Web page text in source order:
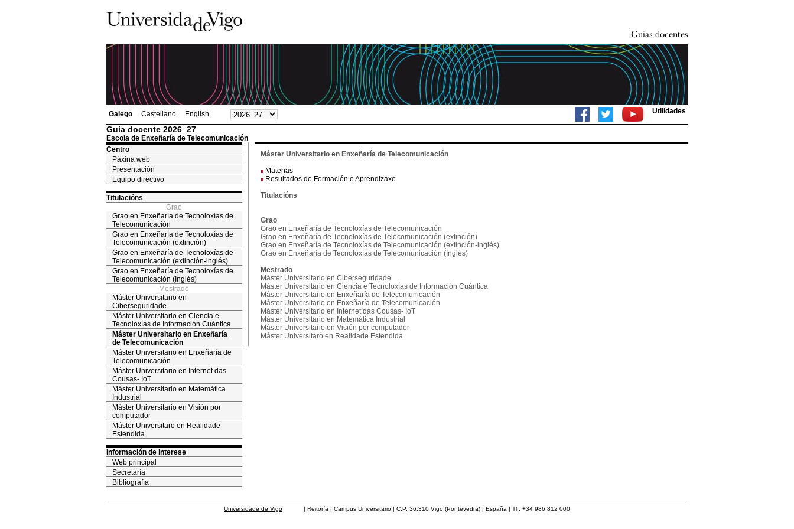
Galego Castellano English Utilidades
Guia docente 2026_27
Escola de Enxeñaría de Telecomunicación
Centro
Páxina web
Presentación
Equipo directivo
Titulacións
Grao
Grao en Enxeñaría de Tecnoloxías de
Telecomunicación
Grao en Enxeñaría de Tecnoloxías de
Telecomunicación (extinción)
Grao en Enxeñaría de Tecnoloxías de
Telecomunicación (extinción-inglés)
Grao en Enxeñaría de Tecnoloxías de
Telecomunicación (Inglés)
Mestrado
Máster Universitario en
Ciberseguridade
Máster Universitario en Ciencia e
Tecnoloxías de Información Cuántica
Máster Universitario en Enxeñaría
de Telecomunicación
Máster Universitario en Enxeñaría de
Telecomunicación
Máster Universitario en Internet das
Cousas- IoT
Máster Universitario en Matemática
Industrial
Máster Universitario en Visión por
computador
Máster Universitaro en Realidade
Estendida
Información de interese
Web principal
Secretaría
Bibliografía
Máster Universitario en Enxeñaría de Telecomunicación
Materias
Resultados de Formación e Aprendizaxe
Titulacións
Grao
Grao en Enxeñaría de Tecnoloxías de Telecomunicación
Grao en Enxeñaría de Tecnoloxías de Telecomunicación (extinción)
Grao en Enxeñaría de Tecnoloxías de Telecomunicación (extinción-inglés)
Grao en Enxeñaría de Tecnoloxías de Telecomunicación (Inglés)
Mestrado
Máster Universitario en Ciberseguridade
Máster Universitario en Ciencia e Tecnoloxías de Información Cuántica
Máster Universitario en Enxeñaría de Telecomunicación
Máster Universitario en Enxeñaría de Telecomunicación
Máster Universitario en Internet das Cousas- IoT
Máster Universitario en Matemática Industrial
Máster Universitario en Visión por computador
Máster Universitaro en Realidade Estendida
Universidade de Vigo | Reitoría | Campus Universitario | C.P. 36.310 Vigo (Pontevedra) | España | Tlf: +34 986 812 000